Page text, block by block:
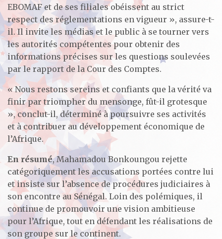
EBOMAF et de ses filiales obéissent au strict
respect des réglementations en vigueur », assure-t-
il. Il invite les médias et le public à se tourner vers
les autorités compétentes pour obtenir des
informations précises sur les questions soulevées
par le rapport de la Cour des Comptes.
« Nous restons sereins et confiants que la vérité va
finir par triompher du mensonge, fût-il grotesque
», conclut-il, déterminé à poursuivre ses activités
et à contribuer au développement économique de
l’Afrique.
En résumé, Mahamadou Bonkoungou rejette
catégoriquement les accusations portées contre lui
et insiste sur l’absence de procédures judiciaires à
son encontre au Sénégal. Loin des polémiques, il
continue de promouvoir une vision ambitieuse
pour l’Afrique, tout en défendant les réalisations de
son groupe sur le continent.